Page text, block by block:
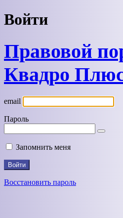
Войти
Правовой
Квадро
email
Пароль
Запомнить меня
Восстановить пароль